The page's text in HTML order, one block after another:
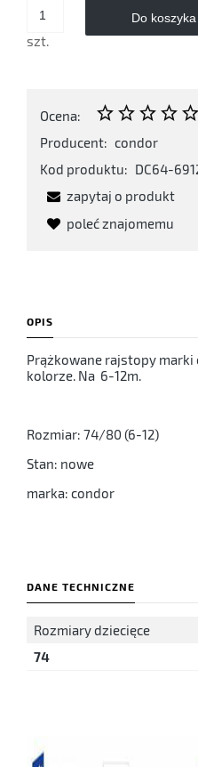
szt.
Do koszyka
Ocena:
Producent: condor
Kod produktu: DC64-
zapytaj o produkt
poleć znajomemu
OPIS
Prążkowane rajstopy
kolorze. Na 6-12m.
Rozmiar: 74/80 (6-12)
Stan: nowe
marka: condor
DANE TECHNICZNE
Rozmiary dziecięce
74